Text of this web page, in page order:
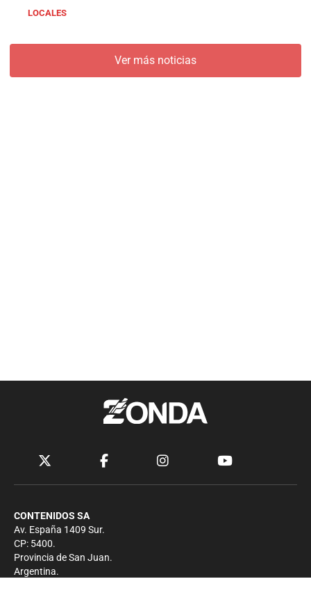
LOCALES
Ver más noticias
CONTENIDOS SA
Av. España 1409 Sur.
CP: 5400.
Provincia de San Juan.
Argentina.